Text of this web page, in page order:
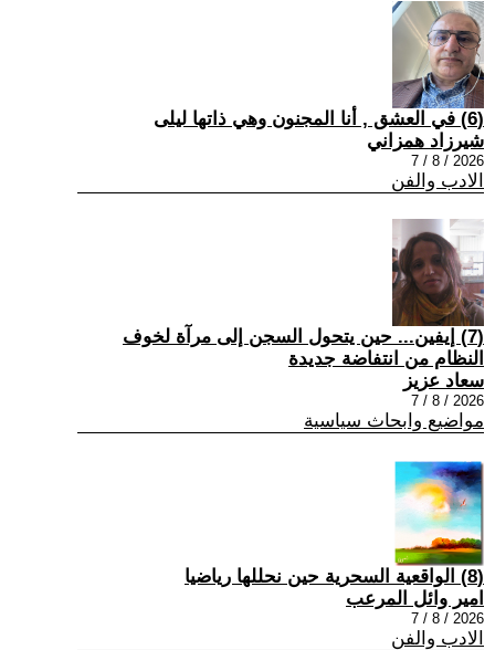
(6) في العشق , أنا المجنون وهي ذاتها ليلى
شيرزاد همزاني
2026 / 8 / 7
الادب والفن
(7) إيفين... حين يتحول السجن إلى مرآة لخوف
النظام من انتفاضة جديدة
سعاد عزيز
2026 / 8 / 7
مواضيع وابحاث سياسية
(8) الواقعية السحرية حين نحللها رياضيا
امير وائل المرعب
2026 / 8 / 7
الادب والفن